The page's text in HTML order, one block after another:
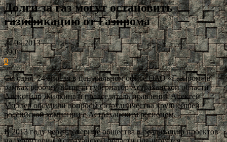
Долги за газ могут остановить
газификацию от Газпрома
24.04.2013
390
0
Сегодня, 24 апреля в центральном офисе ОАО «Газпром» в
рамках рабочей встречи губернатор Астраханской области
Александр Жилкина и председатель правления Алексей
Миллер обсудили вопросы сотрудничества крупнейшей
российской компании с Астраханским регионом.
В 2013 году через дочерние общества в реализацию проектов